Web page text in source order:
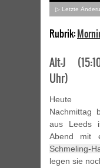
▷ Letzte
Rubrik:
Alt-J
Uhr)
Heute
Nachmittag
aus Leeds
Abend mit
Schmeling-
legen sie